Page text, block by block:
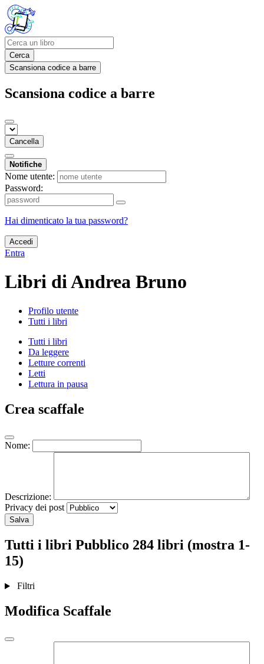
Cerca
Scansiona codice a barre
Scansiona codice a barre
Cancella
Notifiche
Nome utente:
Password:
Hai dimenticato la tua password?
Accedi
Entra
Libri di Andrea Bruno
Profilo utente
Tutti i libri
Tutti i libri
Da leggere
Letture correnti
Letti
Lettura in pausa
Crea scaffale
Nome:
Descrizione:
Privacy dei post
Salva
Tutti i libri Pubblico 284 libri (mostra 1-
15)
Filtri
Modifica Scaffale